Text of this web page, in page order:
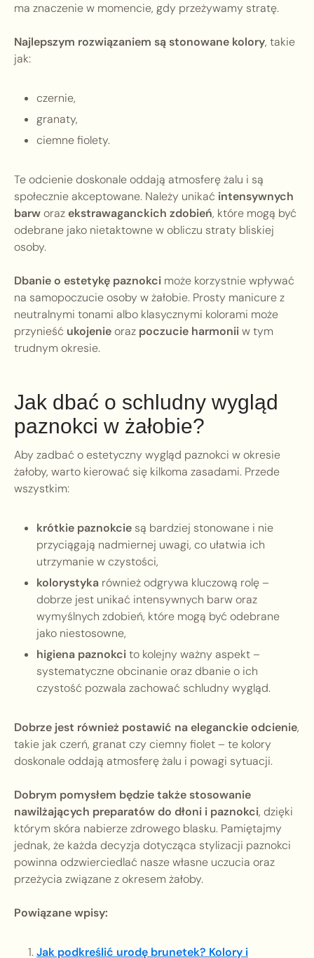
ma znaczenie w momencie, gdy przeżywamy stratę.
Najlepszym rozwiązaniem są stonowane kolory, takie
jak:
czernie,
granaty,
ciemne fiolety.
Te odcienie doskonale oddają atmosferę żalu i są
społecznie akceptowane. Należy unikać intensywnych
barworazekstrawaganckich zdobień, które mogą być
odebrane jako nietaktowne w obliczu straty bliskiej
osoby.
Dbanie o estetykę paznokci może korzystnie wpływać
na samopoczucie osoby w żałobie. Prosty manicure z
neutralnymi tonami albo klasycznymi kolorami może
przynieść ukojenieoraz poczucie harmoniiw tym
trudnym okresie.
Jak dbać o schludny wygląd
paznokci w żałobie?
Aby zadbać o estetyczny wygląd paznokci w okresie
żałoby, warto kierować się kilkoma zasadami. Przede
wszystkim:
krótkie paznokcie są bardziej stonowane i nie
przyciągają nadmiernej uwagi, co ułatwia ich
utrzymanie w czystości,
kolorystyka również odgrywa kluczową rolę –
dobrze jest unikać intensywnych barw oraz
wymyślnych zdobień, które mogą być odebrane
jako niestosowne,
higiena paznokcito kolejny ważny aspekt –
systematyczne obcinanie oraz dbanie o ich
czystość pozwala zachować schludny wygląd.
Dobrze jest również postawić na eleganckie odcienie,
takie jak czerń, granat czy ciemny fiolet – te kolory
doskonale oddają atmosferę żalu i powagi sytuacji.
Dobrym pomysłem będzie także stosowanie
nawilżających preparatów do dłoni i paznokci, dzięki
którym skóra nabierze zdrowego blasku. Pamiętajmy
jednak, że każda decyzja dotycząca stylizacji paznokci
powinna odzwierciedlać nasze własne uczucia oraz
przeżycia związane z okresem żałoby.
Powiązane wpisy:
Jak podkreślić urodę brunetek? Kolory i